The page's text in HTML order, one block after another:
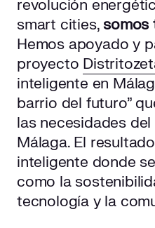
revolución
smart cities,somos
Hemos apoyado y
proyecto
inteligente en
barrio del futuro”
las necesidades
Málaga. El
inteligente donde
como la
tecnología y la